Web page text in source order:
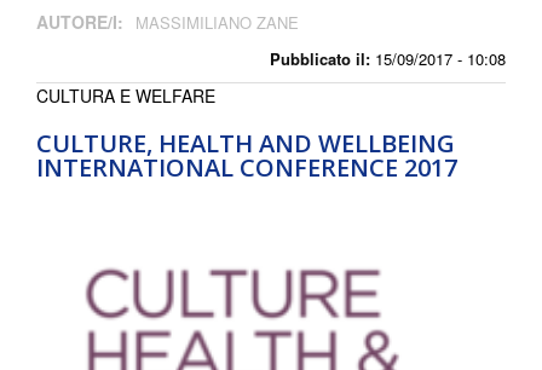
Pubblicato il: 15/09/2017 - 10:08
AUTORE/I: MASSIMILIANO ZANE
CULTURE, HEALTH AND WELLBEING
INTERNATIONAL CONFERENCE 2017
CULTURA E WELFARE